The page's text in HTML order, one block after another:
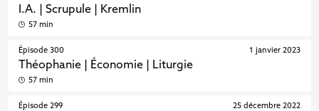
I.A. | Scrupule | Kremlin
57 min
Épisode 300
Théophanie | Économie | Liturgie
1 janvier 2023
57 min
Épisode 299 25 décembre 2022